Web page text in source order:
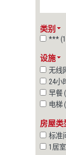
类别
***
设施
无线
24小
早餐
电梯
房屋类
标准
1居